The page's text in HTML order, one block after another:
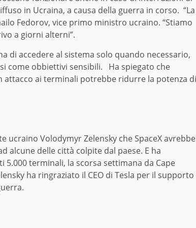
in Ucraina, a causa della guerra in corso. “La
Fedorov, vice primo ministro ucraino. “Stiamo
a giorni alterni”.
di accedere al sistema solo quando necessario,
come obbiettivi sensibili. Ha spiegato che
attacco ai terminali potrebbe ridurre la potenza di
ucraino Volodymyr Zelensky che SpaceX avrebbe
alcune delle città colpite dal paese. E ha
terminali, la scorsa settimana da Cape
ha ringraziato il CEO di Tesla per il supporto